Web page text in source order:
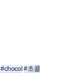
#chocol #초콜